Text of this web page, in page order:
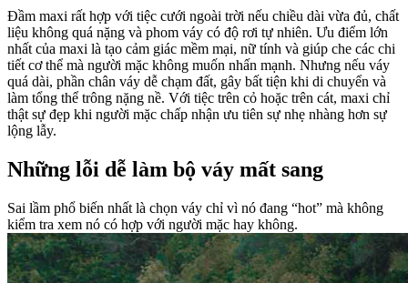
Đầm maxi rất hợp với tiệc cưới ngoài trời nếu chiều dài vừa đủ, chất
liệu không quá nặng và phom váy có độ rơi tự nhiên. Ưu điểm lớn
nhất của maxi là tạo cảm giác mềm mại, nữ tính và giúp che các chi
tiết cơ thể mà người mặc không muốn nhấn mạnh. Nhưng nếu váy
quá dài, phần chân váy dễ chạm đất, gây bất tiện khi di chuyển và
làm tổng thể trông nặng nề. Với tiệc trên cỏ hoặc trên cát, maxi chỉ
thật sự đẹp khi người mặc chấp nhận ưu tiên sự nhẹ nhàng hơn sự
lộng lẫy.
Những lỗi dễ làm bộ váy mất sang
Sai lầm phổ biến nhất là chọn váy chỉ vì nó đang “hot” mà không
kiểm tra xem nó có hợp với người mặc hay không.